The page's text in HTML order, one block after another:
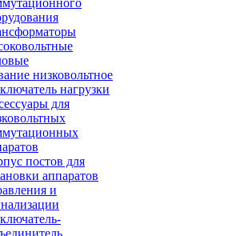
низковольтное
нагрузки
для
постов для
аппаратов
и